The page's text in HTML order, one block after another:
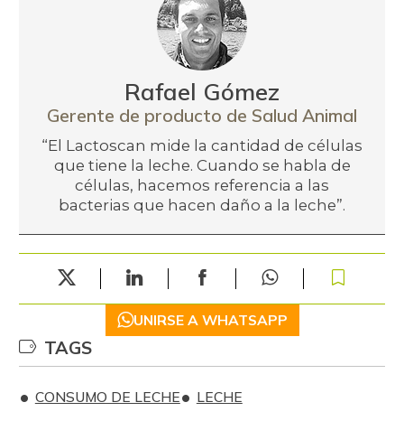
Rafael Gómez
Gerente de producto de Salud Animal
“El Lactoscan mide la cantidad de células
que tiene la leche. Cuando se habla de
células, hacemos referencia a las
bacterias que hacen daño a la leche”.
UNIRSE A WHATSAPP
TAGS
CONSUMO DE LECHE
LECHE